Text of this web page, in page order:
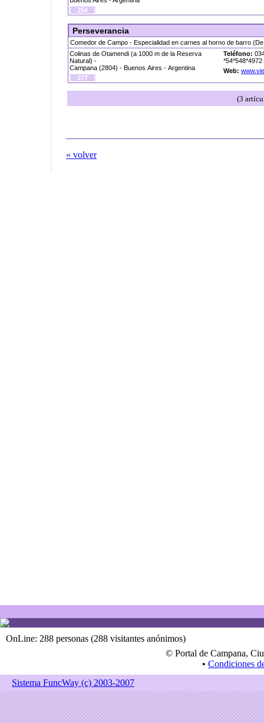
[ · 254 · ]
Perseverancia
Comedor de Campo - Especialidad en carnes al horno de barro
Colinas de Otamendi (a 1000 m de la Reserva
Natural) -
Campana (2804) - Buenos Aires - Argentina
[ · 277 · ]
Teléfono:
*54*548*4972
Web:
(3
« volver
OnLine: 288 personas (288 visitantes anónimos)
© Portal de Campana,
• Condiciones
Sistema FuncWay (c) 2003-2007